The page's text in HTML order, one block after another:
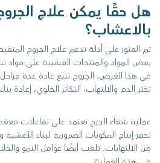
هل حقًا يمكن علاج
بالاعشاب؟
تم العثور على أدلة تدعم علاج الجروح
بعض المواد والمنتجات العشبية على مواد
في هذا الغرض. الجروح تتبع عادة عدة مراحل
تخثر الدم والالتهاب، التكاثر الخلوي، إعادة
عملية شفاء الجرح تعتمد على تفاعلات
تحفز إنتاج المكونات الضرورية لبناء
من الالتهابات. تلعب أيضًا عوامل النمو